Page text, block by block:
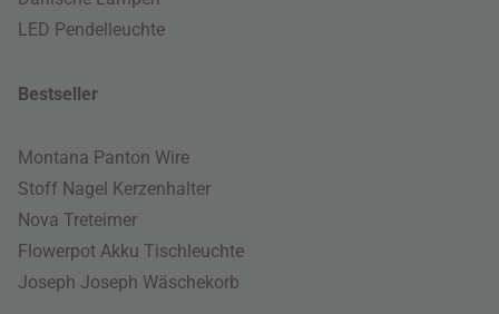
LED Pendelleuchte
Bestseller
Montana Panton Wire
Stoff Nagel Kerzenhalter
Nova Treteimer
Flowerpot Akku Tischleuchte
Joseph Joseph Wäschekorb